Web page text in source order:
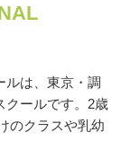
ルは、東京・調
クールです。2歳
のクラスや乳幼